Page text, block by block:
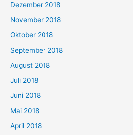
Dezember 2018
November 2018
Oktober 2018
September 2018
August 2018
Juli 2018
Juni 2018
Mai 2018
April 2018